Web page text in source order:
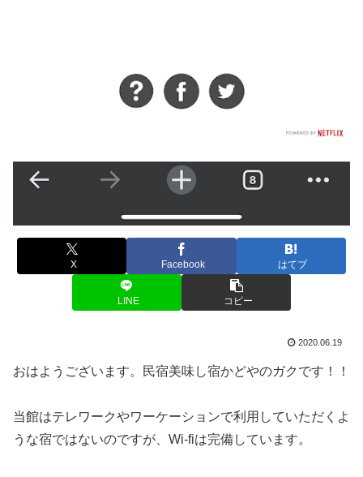
X Facebook はてブ
LINE コピー
2020.06.19
おはようございます。民宿美味し宿かどやのガクです！！
当館はテレワークやワーケーションで利用していただくよ
うな宿ではないのですが、Wi-fiは完備しています。